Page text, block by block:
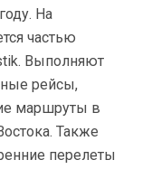
На
частью
Выполняют
рейсы,
маршруты в
Также
перелеты